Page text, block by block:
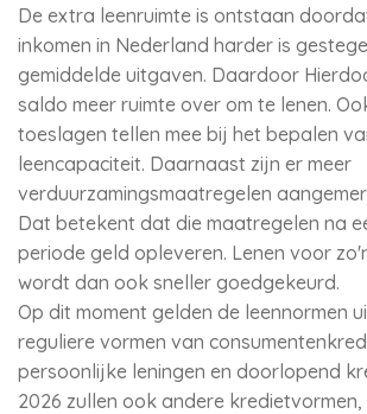
De extra leenruimte is ontstaan
inkomen in Nederland harder is
gemiddelde uitgaven. Daardoor
saldo meer ruimte over om te lenen.
toeslagen tellen mee bij het bepalen
leencapaciteit. Daarnaast zijn er meer
verduurzamingsmaatregelen
Dat betekent dat die maatregelen na
periode geld opleveren. Lenen voor
wordt dan ook sneller goedgekeurd.
Op dit moment gelden de leennormen
reguliere vormen van
persoonlijke leningen en doorlopend
2026 zullen ook andere